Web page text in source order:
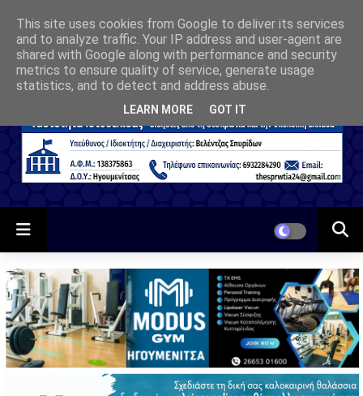
This site uses cookies from Google to deliver its services
and to analyze traffic. Your IP address and user-agent are
shared with Google along with performance and security
metrics to ensure quality of service, generate usage
statistics, and to detect and address abuse.
LEARN MORE GOT IT